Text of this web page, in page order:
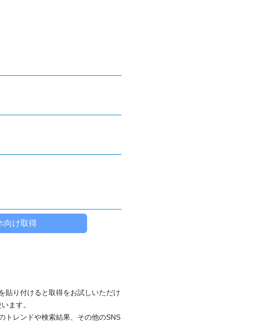
貼り付けると取得をお試しいただけ
ます。
トレンドや検索結果、その他のSNS